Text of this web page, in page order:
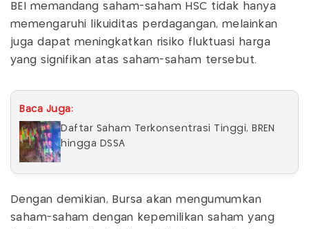
BEI memandang saham-saham HSC tidak hanya
memengaruhi likuiditas perdagangan, melainkan
juga dapat meningkatkan risiko fluktuasi harga
yang signifikan atas saham-saham tersebut.
Baca Juga:
Daftar Saham Terkonsentrasi Tinggi, BREN
hingga DSSA
Dengan demikian, Bursa akan mengumumkan
saham-saham dengan kepemilikan saham yang